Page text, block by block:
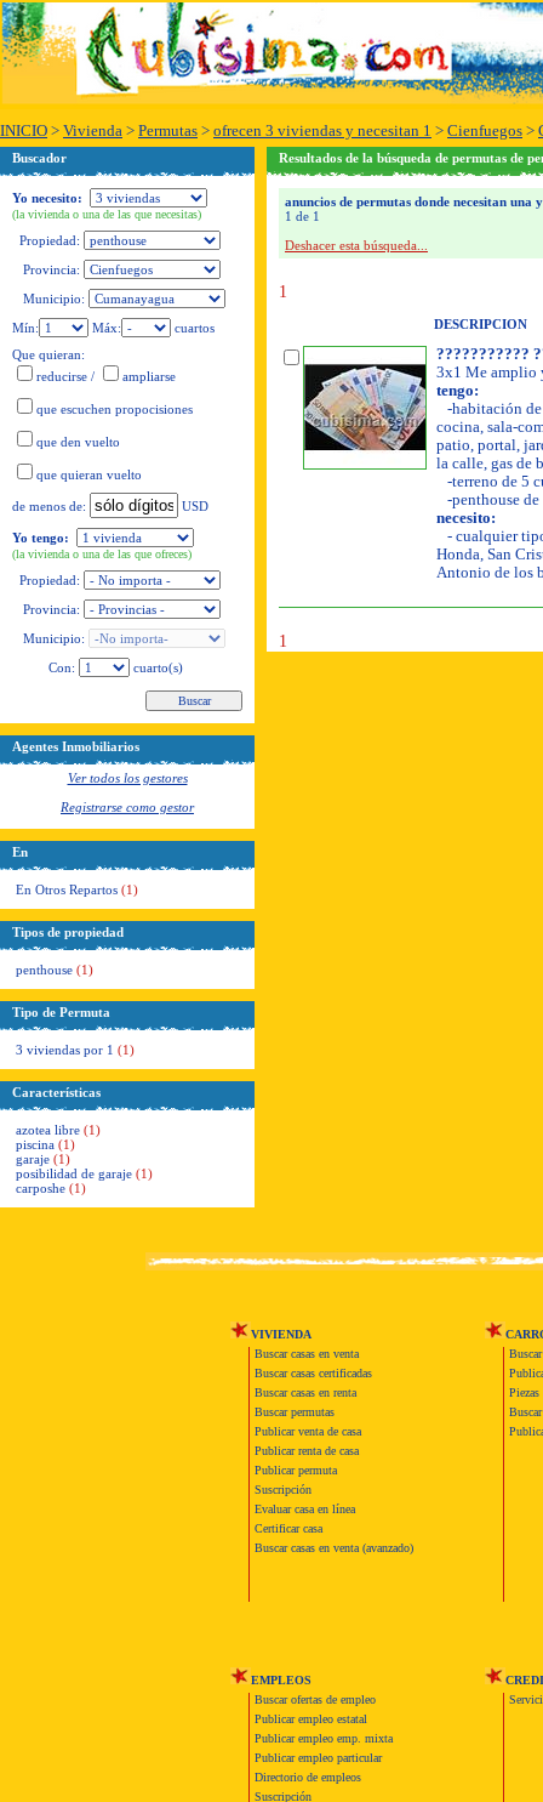
INICIO > Vivienda > Permutas > ofrecen 3 viviendas y necesitan 1 > Cienfuegos >
Buscador
Yo necesito:
(la vivienda o una de las que necesitas)
Propiedad:
Provincia:
Municipio:
Mín:
Máx:
cuartos
Que quieran:
reducirse / ampliarse
que escuchen propocisiones
que den vuelto
que quieran vuelto
de menos de: USD
Yo tengo:
(la vivienda o una de las que ofreces)
Propiedad:
Provincia:
Municipio:
Con:
cuarto(s)
Agentes Inmobiliarios
Ver todos los gestores
Registrarse como gestor
En
En Otros Repartos (1)
Tipos de propiedad
penthouse (1)
Tipo de Permuta
3 viviendas por 1 (1)
Características
azotea libre (1)
piscina (1)
garaje (1)
posibilidad de garaje (1)
carposhe (1)
Resultados de la búsqueda de permutas de
anuncios de permutas donde necesitan una
1 de 1
Deshacer esta búsqueda...
1
DESCRIPCION
???????????
3x1 Me amplio
tengo:
-habitación de
cocina, sala-
patio, portal,
la calle, gas de
-terreno de 5
-penthouse de
necesito:
- cualquier
Honda, San
Antonio de los
1
VIVIENDA
Buscar casas en venta
Buscar casas certificadas
Buscar casas en renta
Buscar permutas
Publicar venta de casa
Publicar renta de casa
Publicar permuta
Suscripción
Evaluar casa en línea
Certificar casa
Buscar casas en venta (avanzado)
Piezas
EMPLEOS
Buscar ofertas de empleo
Publicar empleo estatal
Publicar empleo emp. mixta
Publicar empleo particular
Directorio de empleos
Suscripción